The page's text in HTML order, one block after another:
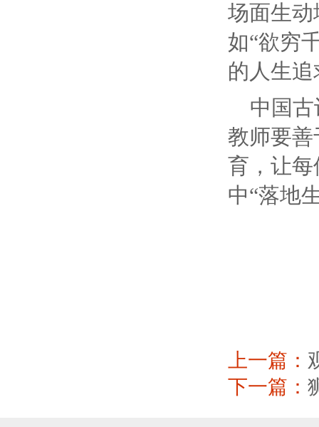
场面生
如“欲穷
的人生追
中国
教师要善
育，让
中“落地
上一篇：
下一篇：